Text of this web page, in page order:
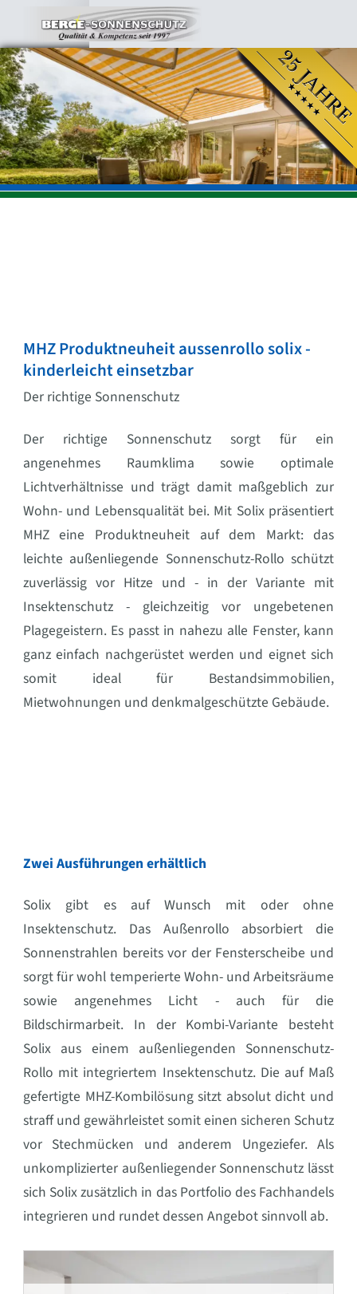
MHZ Produktneuheit aussenrollo solix -
kinderleicht einsetzbar
Der richtige Sonnenschutz
Der richtige Sonnenschutz sorgt für ein
angenehmes Raumklima sowie optimale
Lichtverhältnisse und trägt damit maßgeblich zur
Wohn- und Lebensqualität bei. Mit Solix präsentiert
MHZ eine Produktneuheit auf dem Markt: das
leichte außenliegende Sonnenschutz-Rollo schützt
zuverlässig vor Hitze und - in der Variante mit
Insektenschutz - gleichzeitig vor ungebetenen
Plagegeistern. Es passt in nahezu alle Fenster, kann
ganz einfach nachgerüstet werden und eignet sich
somit ideal für Bestandsimmobilien,
Mietwohnungen und denkmalgeschützte Gebäude.
Zwei Ausführungen erhältlich
Solix gibt es auf Wunsch mit oder ohne
Insektenschutz. Das Außenrollo absorbiert die
Sonnenstrahlen bereits vor der Fensterscheibe und
sorgt für wohl temperierte Wohn- und Arbeitsräume
sowie angenehmes Licht - auch für die
Bildschirmarbeit. In der Kombi-Variante besteht
Solix aus einem außenliegenden Sonnenschutz-
Rollo mit integriertem Insektenschutz. Die auf Maß
gefertigte MHZ-Kombilösung sitzt absolut dicht und
straff und gewährleistet somit einen sicheren Schutz
vor Stechmücken und anderem Ungeziefer. Als
unkomplizierter außenliegender Sonnenschutz lässt
sich Solix zusätzlich in das Portfolio des Fachhandels
integrieren und rundet dessen Angebot sinnvoll ab.